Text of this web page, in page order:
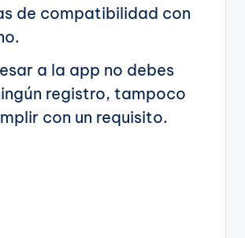
de compatibilidad con
a la app no debes
registro, tampoco
con un requisito.